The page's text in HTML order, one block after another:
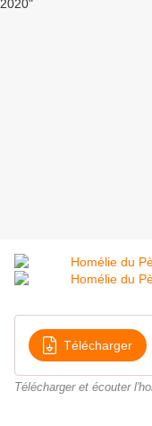
Télécharger
Télécharger et écouter